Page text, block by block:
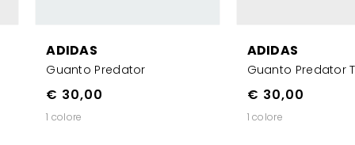
ADIDAS
Guanto Predator
€ 30,00
1 colore
ADIDAS
Guanto Predator
€ 30,00
1 colore